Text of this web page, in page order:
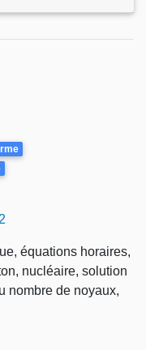
équations horaires,
nucléaire, solution
nombre de noyaux,